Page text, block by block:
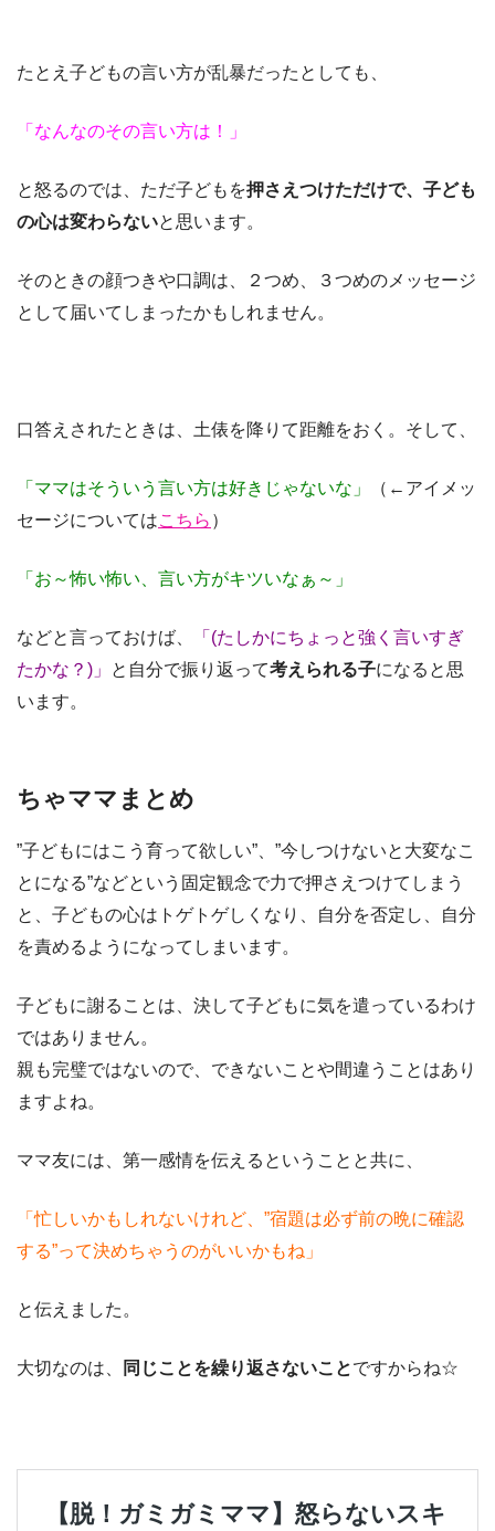
たとえ子どもの言い方が乱暴だったとしても、
「なんなのその言い方は！」
と怒るのでは、ただ子どもを押さえつけただけで、子ども
の心は変わらないと思います。
そのときの顔つきや口調は、２つめ、３つめのメッセージ
として届いてしまったかもしれません。
口答えされたときは、土俵を降りて距離をおく。そして、
「ママはそういう言い方は好きじゃないな」
（←アイメッ
セージについてはこちら ）
「お～怖い怖い、言い方がキツいなぁ～」
などと言っておけば、
「(たしかにちょっと強く言いすぎ
たかな？)」
と自分で振り返って考えられる子になると思
います。
ちゃママまとめ
”子どもにはこう育って欲しい”、”今しつけないと大変なこ
とになる”などという固定観念で力で押さえつけてしまう
と、子どもの心はトゲトゲしくなり、自分を否定し、自分
を責めるようになってしまいます。
子どもに謝ることは、決して子どもに気を遣っているわけ
ではありません。
親も完璧ではないので、できないことや間違うことはあり
ますよね。
ママ友には、第一感情を伝えるということと共に、
「忙しいかもしれないけれど、”宿題は必ず前の晩に確認
する”って決めちゃうのがいいかもね」
と伝えました。
大切なのは、 同じことを繰り返さないことですからね☆